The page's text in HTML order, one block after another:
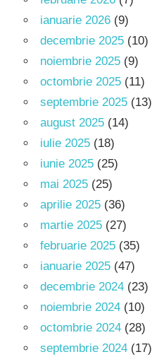
ianuarie 2026 (9)
decembrie 2025 (10)
noiembrie 2025 (9)
octombrie 2025 (11)
septembrie 2025 (13)
august 2025 (14)
iulie 2025 (18)
iunie 2025 (25)
mai 2025 (25)
aprilie 2025 (36)
martie 2025 (27)
februarie 2025 (35)
ianuarie 2025 (47)
decembrie 2024 (23)
noiembrie 2024 (10)
octombrie 2024 (28)
septembrie 2024 (17)